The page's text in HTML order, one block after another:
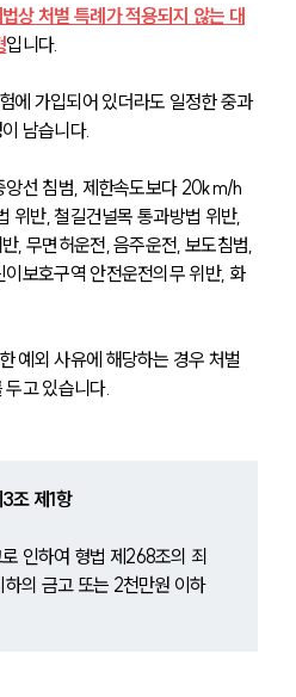
상 처벌 특례가 적용되지 않는 대
입니다.
에 가입되어 있더라도 일정한 중과
남습니다.
앙선 침범, 제한속도보다 20km/h
위반, 철길건널목 통과방법 위반,
, 무면허운전, 음주운전, 보도침범,
보호구역 안전운전의무 위반, 화
예외 사유에 해당하는 경우 처벌
고 있습니다.
조 제1항
인하여 형법 제268조의 죄
의 금고 또는 2천만원 이하